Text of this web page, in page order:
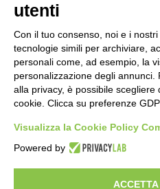
Calcola
Scorporo IVA
Importo lordo
utenti
Con il tuo consenso, noi e i
tecnologie simili per archiviare,
personali come, ad esempio, la
personalizzazione degli
alla privacy, è possibile
cookie. Clicca su preferenze
Visualizza la Cookie Policy
Powered by